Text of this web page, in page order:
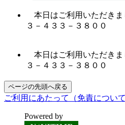
本日はご利用いただき
３－４３３－３８００
本日はご利用いただき
３－４３３－３８００
ページの先頭へ戻る
ご利用にあたって（免責について
Powered by